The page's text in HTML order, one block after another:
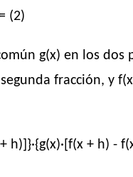
(2)
g(x) en los dos
fracción, y
h)]}·{g(x)·[f(x + h) -